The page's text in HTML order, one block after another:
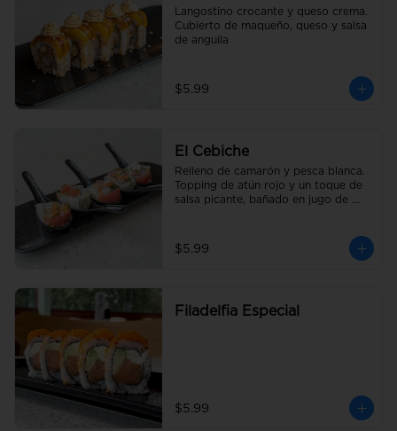
Langostino crocante y queso crema.
Cubierto de maqueño, queso y salsa
de anguila
$5.99
El Cebiche
Relleno de camarón y pesca blanca.
Topping de atún rojo y un toque de
salsa picante, bañado en jugo de
$5.99
Filadelfia Especial
$5.99